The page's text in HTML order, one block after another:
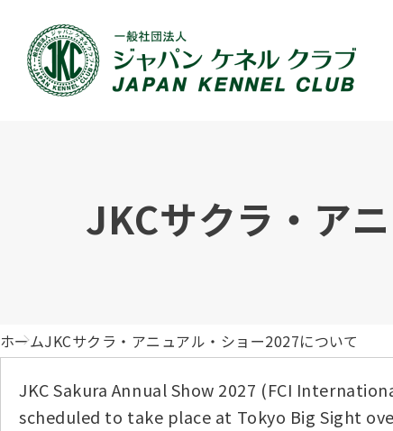
JKC
ジャパンケネルクラブチャンネルYouTube ガゼ
長寿犬表彰について 災害
子犬の申請について DNA
遺伝子疾患について考えよう 「動
人工授精について
子犬
チャンピオンについて(ドッグショー・競技会) ロイ
オビディエンス競技会 IGP
ドッグダンス トリ
ジュニアハンドラーとは
訓練士
JKCサクラ・ア
ホームJKCサクラ・アニュアル・ショー2027について
JKC Sakura Annual Show 2027 (FCI
scheduled to take place at Tokyo Big Sight